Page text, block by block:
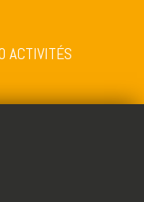
ACTIVITÉS